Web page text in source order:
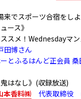
でスポーツ合宿をしよ
ース》
スメ！Wednesdayマ
博さん
とふるはんど正会員
はなし》(収録放送)
本香料㈱ 代表取締役